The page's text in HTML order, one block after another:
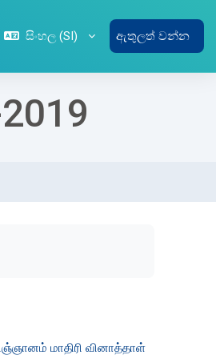
සිංහල ‎(SI)‎ ඇතුලත් වන්න
மாதிரி வினாத்தாள்